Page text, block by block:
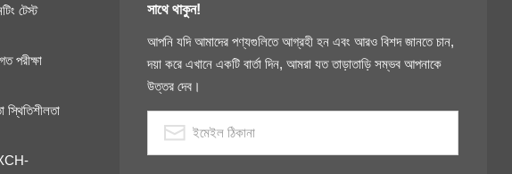
টেস্ট
পরীক্ষা
স্থিতিশীলতা
XCH-
সাথে থাকুন!
আপনি যদি আমাদের পণ্যগুলিতে আগ্রহী হন এবং আরও বিশদ জানতে চান,
দয়া করে এখানে একটি বার্তা দিন, আমরা যত তাড়াতাড়ি সম্ভব আপনাকে
উত্তর দেব।